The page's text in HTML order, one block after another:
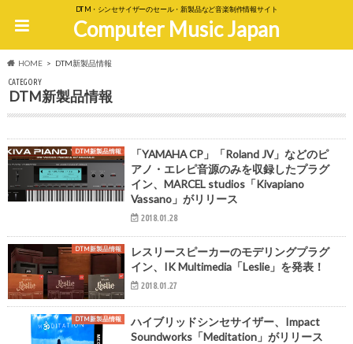
DTM・シンセサイザーのセール・新製品など音楽制作情報サイト
Computer Music Japan
HOME DTM新製品情報
CATEGORY
DTM新製品情報
DTM新製品情報
「YAMAHA CP」「Roland JV」などのピ
アノ・エレピ音源のみを収録したプラグ
イン、MARCEL studios「Kivapiano
Vassano」がリリース
2018.01.28
DTM新製品情報
レスリースピーカーのモデリングプラグ
イン、IK Multimedia「Leslie」を発表！
2018.01.27
DTM新製品情報
ハイブリッドシンセサイザー、Impact
Soundworks「Meditation」がリリース